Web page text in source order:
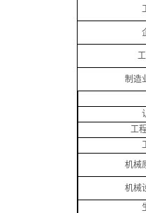
制造
工
机械
机械